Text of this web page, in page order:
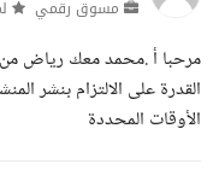
مسوق رقمي
مرحبا أ .محمد معك رياض من
القدرة على الالتزام بنشر
الأوقات المحددة